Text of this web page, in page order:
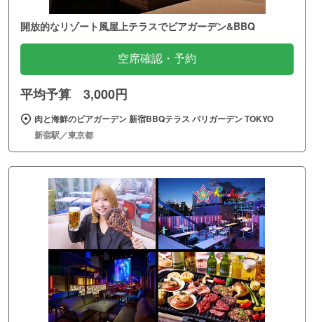
開放的なリゾート風屋上テラスでビアガーデン&BBQ
空席確認・予約
平均予算 3,000円
肉と海鮮のビアガーデン 新宿BBQテラス バリガーデン TOKYO
新宿駅／東京都